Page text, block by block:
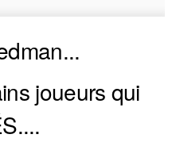
joueurs qui